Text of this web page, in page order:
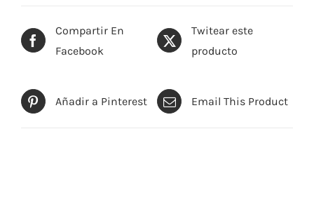
Compartir En
Facebook
Twitear este
producto
Añadir a Pinterest Email This Product